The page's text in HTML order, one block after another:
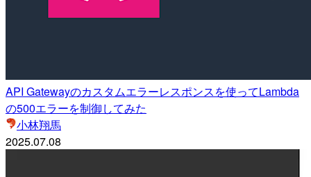
API Gatewayのカスタムエラーレスポンスを使ってLambda
の500エラーを制御してみた
小林翔馬
2025.07.08